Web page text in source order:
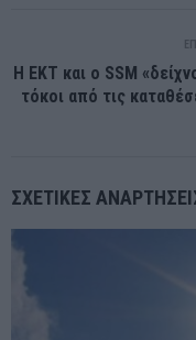
Η ΕΚΤ και ο SSM
τόκοι από τις
ΣΧΕΤΙΚΈΣ